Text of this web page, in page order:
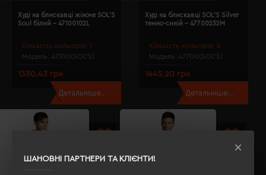
ШАНОВНІ ПАРТНЕРИ ТА КЛІЄНТИ!
Кількість кольорів: 1
Модель: 47100(SOL’S)
Худі на блискавці жіноче SOL'S
Soul білий - 47100102L
1330.43 грн
Детальніше...
Кількість кольорів: 4
Модель: 47700(SOL’S)
Худі на блискавці SOL'S Silver
темно-синій - 47700232M
1445.20 грн
Детальніше...